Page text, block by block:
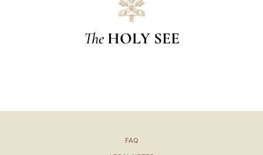
The HOLY SEE
FAQ